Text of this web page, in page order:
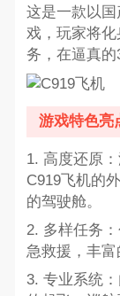
这是一款以
戏，玩家将
务，在逼真的
游戏特色亮
1. 高度还原
C919飞机的
的驾驶舱。
2. 多样任务
急救援，丰富
3. 专业系统